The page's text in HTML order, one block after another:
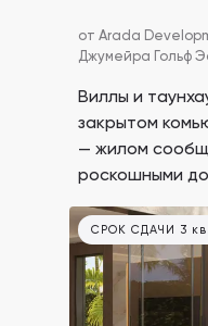
от Arada
Джумейра Гольф
Виллы и
закрытом
— жилом
роскошными
отдыха среди
полей для
последний
этом проекте,
СРОК СДАЧИ 3